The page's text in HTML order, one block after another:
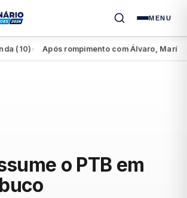
MENU
● Após rompimento com Álvaro, Marília
o PTB em